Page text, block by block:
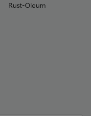
Rust-Oleum